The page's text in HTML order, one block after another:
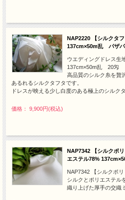
NAP2220 【シルクタ
137cm×50m乱 パザパ
ウエディングドレス生
137cm×50m乱 20匁
高品質のシルク糸を贅
あるれるシルクタフタです。
ドレスが映える少し白度のある極上のシルク
価格： 9,900円(税込)
NAP7342 【シルクポ
エステル78%
NAP7342 【シルクポ
シルクとポリエステル
織り上げた厚手の交織